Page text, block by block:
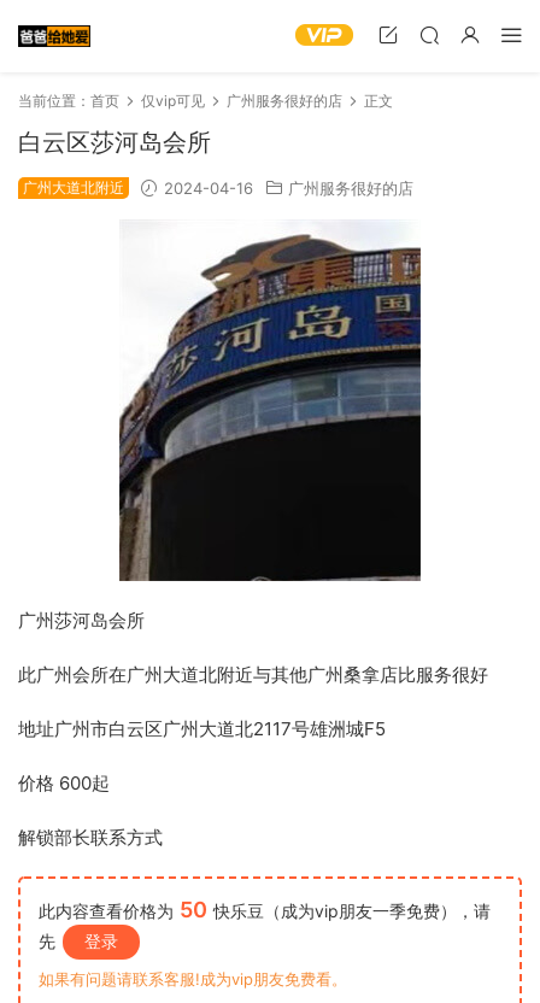
当前位置： 首页 仅vip可见 广州服务很好的店 正文
白云区莎河岛会所
广州大道北附近 2024-04-16 广州服务很好的店
广州莎河岛会所
此广州会所在广州大道北附近与其他广州桑拿店比服务很好
地址广州市白云区广州大道北2117号雄洲城F5
价格 600起
解锁部长联系方式
此内容查看价格为 50 快乐豆（成为vip朋友一季免费），请
先
登录
如果有问题请联系客服!成为vip朋友免费看。